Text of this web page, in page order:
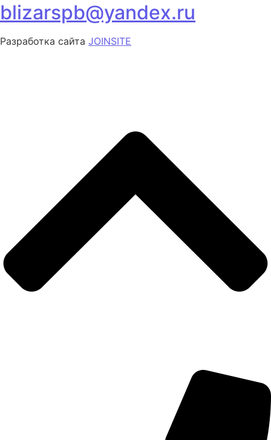
blizarspb@yandex.ru
Разработка сайта JOINSITE